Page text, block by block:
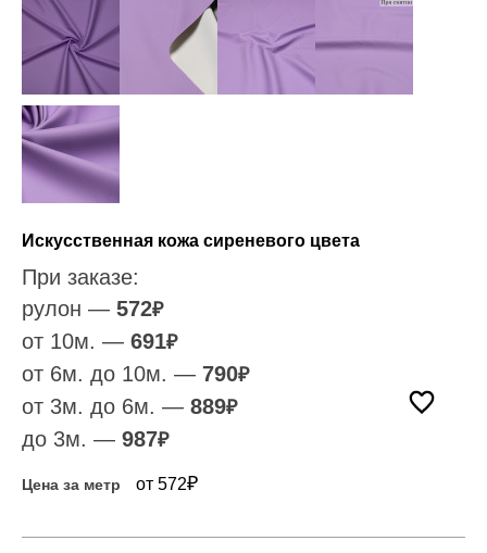
Искусственная кожа сиреневого цвета
При заказе:
рулон — 572₽
от 10м. — 691₽
от 6м. до 10м. — 790₽
от 3м. до 6м. — 889₽
до 3м. — 987₽
Цена за метр от 572₽